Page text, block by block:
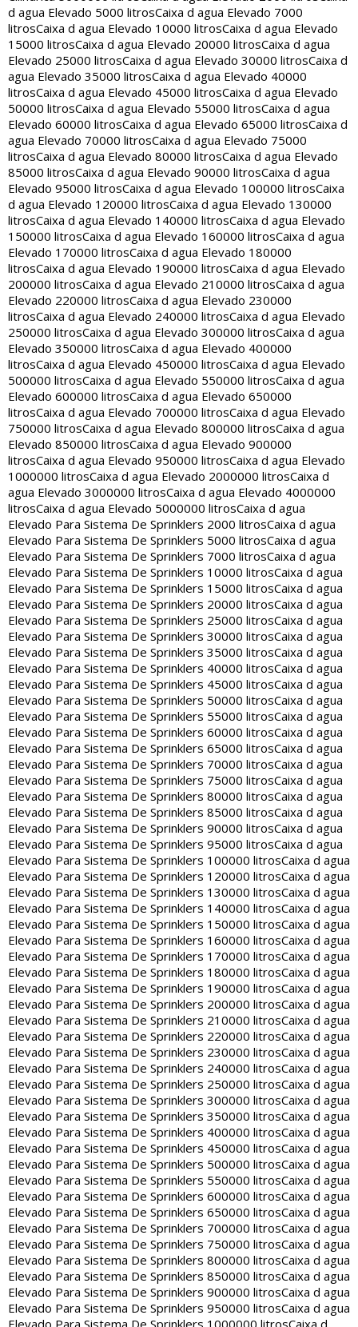
d agua Elevado 5000 litrosCaixa d agua Elevado 7000
litrosCaixa d agua Elevado 10000 litrosCaixa d agua Elevado
15000 litrosCaixa d agua Elevado 20000 litrosCaixa d agua
Elevado 25000 litrosCaixa d agua Elevado 30000 litrosCaixa d
agua Elevado 35000 litrosCaixa d agua Elevado 40000
litrosCaixa d agua Elevado 45000 litrosCaixa d agua Elevado
50000 litrosCaixa d agua Elevado 55000 litrosCaixa d agua
Elevado 60000 litrosCaixa d agua Elevado 65000 litrosCaixa d
agua Elevado 70000 litrosCaixa d agua Elevado 75000
litrosCaixa d agua Elevado 80000 litrosCaixa d agua Elevado
85000 litrosCaixa d agua Elevado 90000 litrosCaixa d agua
Elevado 95000 litrosCaixa d agua Elevado 100000 litrosCaixa
d agua Elevado 120000 litrosCaixa d agua Elevado 130000
litrosCaixa d agua Elevado 140000 litrosCaixa d agua Elevado
150000 litrosCaixa d agua Elevado 160000 litrosCaixa d agua
Elevado 170000 litrosCaixa d agua Elevado 180000
litrosCaixa d agua Elevado 190000 litrosCaixa d agua Elevado
200000 litrosCaixa d agua Elevado 210000 litrosCaixa d agua
Elevado 220000 litrosCaixa d agua Elevado 230000
litrosCaixa d agua Elevado 240000 litrosCaixa d agua Elevado
250000 litrosCaixa d agua Elevado 300000 litrosCaixa d agua
Elevado 350000 litrosCaixa d agua Elevado 400000
litrosCaixa d agua Elevado 450000 litrosCaixa d agua Elevado
500000 litrosCaixa d agua Elevado 550000 litrosCaixa d agua
Elevado 600000 litrosCaixa d agua Elevado 650000
litrosCaixa d agua Elevado 700000 litrosCaixa d agua Elevado
750000 litrosCaixa d agua Elevado 800000 litrosCaixa d agua
Elevado 850000 litrosCaixa d agua Elevado 900000
litrosCaixa d agua Elevado 950000 litrosCaixa d agua Elevado
1000000 litrosCaixa d agua Elevado 2000000 litrosCaixa d
agua Elevado 3000000 litrosCaixa d agua Elevado 4000000
litrosCaixa d agua Elevado 5000000 litrosCaixa d agua
Elevado Para Sistema De Sprinklers 2000 litrosCaixa d agua
Elevado Para Sistema De Sprinklers 5000 litrosCaixa d agua
Elevado Para Sistema De Sprinklers 7000 litrosCaixa d agua
Elevado Para Sistema De Sprinklers 10000 litrosCaixa d agua
Elevado Para Sistema De Sprinklers 15000 litrosCaixa d agua
Elevado Para Sistema De Sprinklers 20000 litrosCaixa d agua
Elevado Para Sistema De Sprinklers 25000 litrosCaixa d agua
Elevado Para Sistema De Sprinklers 30000 litrosCaixa d agua
Elevado Para Sistema De Sprinklers 35000 litrosCaixa d agua
Elevado Para Sistema De Sprinklers 40000 litrosCaixa d agua
Elevado Para Sistema De Sprinklers 45000 litrosCaixa d agua
Elevado Para Sistema De Sprinklers 50000 litrosCaixa d agua
Elevado Para Sistema De Sprinklers 55000 litrosCaixa d agua
Elevado Para Sistema De Sprinklers 60000 litrosCaixa d agua
Elevado Para Sistema De Sprinklers 65000 litrosCaixa d agua
Elevado Para Sistema De Sprinklers 70000 litrosCaixa d agua
Elevado Para Sistema De Sprinklers 75000 litrosCaixa d agua
Elevado Para Sistema De Sprinklers 80000 litrosCaixa d agua
Elevado Para Sistema De Sprinklers 85000 litrosCaixa d agua
Elevado Para Sistema De Sprinklers 90000 litrosCaixa d agua
Elevado Para Sistema De Sprinklers 95000 litrosCaixa d agua
Elevado Para Sistema De Sprinklers 100000 litrosCaixa d agua
Elevado Para Sistema De Sprinklers 120000 litrosCaixa d agua
Elevado Para Sistema De Sprinklers 130000 litrosCaixa d agua
Elevado Para Sistema De Sprinklers 140000 litrosCaixa d agua
Elevado Para Sistema De Sprinklers 150000 litrosCaixa d agua
Elevado Para Sistema De Sprinklers 160000 litrosCaixa d agua
Elevado Para Sistema De Sprinklers 170000 litrosCaixa d agua
Elevado Para Sistema De Sprinklers 180000 litrosCaixa d agua
Elevado Para Sistema De Sprinklers 190000 litrosCaixa d agua
Elevado Para Sistema De Sprinklers 200000 litrosCaixa d agua
Elevado Para Sistema De Sprinklers 210000 litrosCaixa d agua
Elevado Para Sistema De Sprinklers 220000 litrosCaixa d agua
Elevado Para Sistema De Sprinklers 230000 litrosCaixa d agua
Elevado Para Sistema De Sprinklers 240000 litrosCaixa d agua
Elevado Para Sistema De Sprinklers 250000 litrosCaixa d agua
Elevado Para Sistema De Sprinklers 300000 litrosCaixa d agua
Elevado Para Sistema De Sprinklers 350000 litrosCaixa d agua
Elevado Para Sistema De Sprinklers 400000 litrosCaixa d agua
Elevado Para Sistema De Sprinklers 450000 litrosCaixa d agua
Elevado Para Sistema De Sprinklers 500000 litrosCaixa d agua
Elevado Para Sistema De Sprinklers 550000 litrosCaixa d agua
Elevado Para Sistema De Sprinklers 600000 litrosCaixa d agua
Elevado Para Sistema De Sprinklers 650000 litrosCaixa d agua
Elevado Para Sistema De Sprinklers 700000 litrosCaixa d agua
Elevado Para Sistema De Sprinklers 750000 litrosCaixa d agua
Elevado Para Sistema De Sprinklers 800000 litrosCaixa d agua
Elevado Para Sistema De Sprinklers 850000 litrosCaixa d agua
Elevado Para Sistema De Sprinklers 900000 litrosCaixa d agua
Elevado Para Sistema De Sprinklers 950000 litrosCaixa d agua